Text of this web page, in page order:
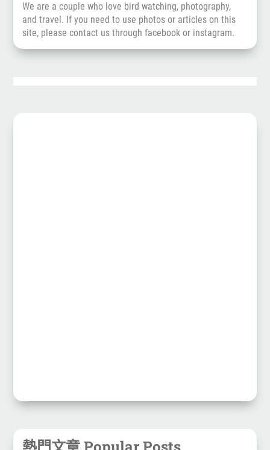
We are a couple who love bird watching, photography,
and travel. If you need to use photos or articles on this
site, please contact us throughfacebook or instagram.